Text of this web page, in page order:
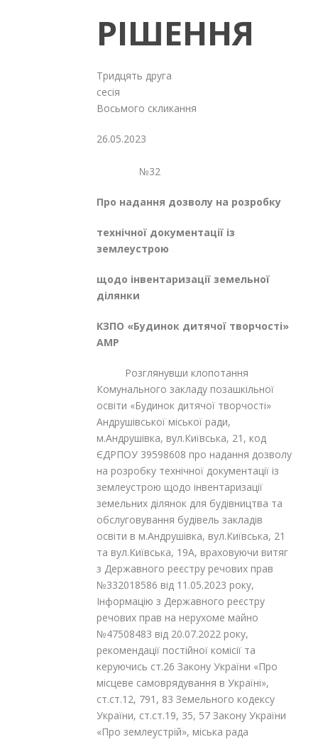
РІШЕННЯ
Тридцять друга
сесія
Восьмого скликання
26.05.2023
№32
Про надання дозволу на розробку
технічної документації із
землеустрою
щодо інвентаризації земельної
ділянки
КЗПО «Будинок дитячої творчості»
АМР
Розглянувши клопотання
Комунального закладу позашкільної
освіти «Будинок дитячої творчості»
Андрушівської міської ради,
м.Андрушівка, вул.Київська, 21, код
ЄДРПОУ 39598608 про надання дозволу
на розробку технічної документації із
землеустрою щодо інвентаризації
земельних ділянок для будівництва та
обслуговування будівель закладів
освіти в м.Андрушівка, вул.Київська, 21
та вул.Київська, 19А, враховуючи витяг
з Державного реєстру речових прав
№332018586 від 11.05.2023 року,
Інформацію з Державного реєстру
речових прав на нерухоме майно
№47508483 від 20.07.2022 року,
рекомендації постійної комісії та
керуючись ст.26 Закону України «Про
місцеве самоврядування в Україні»,
ст.ст.12, 791 , 83 Земельного кодексу
України, ст.ст.19, 35, 57 Закону України
«Про землеустрій», міська рада